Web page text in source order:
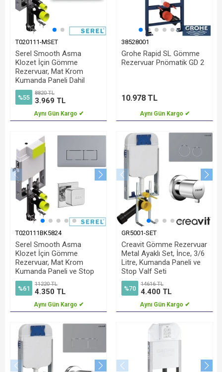
T020111-MSET
Serel Smooth Asma
Klozet İçin Gömme
Rezervuar, Mat Krom
Kumanda Paneli Dahil
%55
8820 TL
3.969 TL
Aynı Gün Kargo ✔
38528001
Grohe Rapid SL Gömme
Rezervuar Pnömatik GD 2
10.978 TL
Aynı Gün Kargo ✔
T020111BK5824
Serel Smooth Asma
Klozet İçin Gömme
Rezervuar, Mat Krom
Kumanda Paneli ve Stop
Valf Dahil
%61
11220 TL
4.350 TL
Aynı Gün Kargo ✔
GR5001-SET
Creavit Gömme Rezervuar
Metal Ayaklı Set, İnce, 3/6
Litre, Kumanda Paneli ve
Stop Valf Seti
%70
14616 TL
4.400 TL
Aynı Gün Kargo ✔